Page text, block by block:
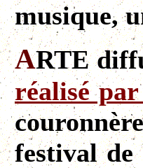
musique,
ARTE
réalisé
festival